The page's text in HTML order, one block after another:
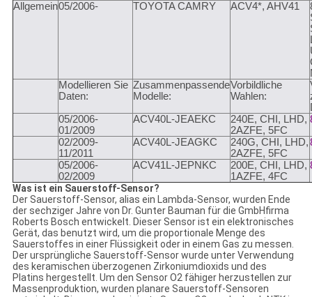
Allgemein05/2006- TOYOTA CAMRY ACV4*, AHV41
Modellieren Sie
Daten:
Zusammenpassende
Modelle:
Vorbildliche
Wahlen:
05/2006-
01/2009
ACV40L-JEAEKC
240E, CHI, LHD,
2AZFE, 5FC
02/2009-
11/2011
ACV40L-JEAGKC
240G, CHI, LHD,
2AZFE, 5FC
05/2006-
02/2009
ACV41L-JEPNKC
200E, CHI, LHD,
1AZFE, 4FC
Was ist ein Sauerstoff-Sensor?
Der Sauerstoff-Sensor, alias ein Lambda-Sensor, wurden Ende
der sechziger Jahre von Dr. Gunter Bauman für die GmbHfirma
Roberts Bosch entwickelt. Dieser Sensor ist ein elektronisches
Gerät, das benutzt wird, um die proportionale Menge des
Sauerstoffes in einer Flüssigkeit oder in einem Gas zu messen.
Der ursprüngliche Sauerstoff-Sensor wurde unter Verwendung
des keramischen überzogenen Zirkoniumdioxids und des
Platins hergestellt. Um den Sensor O2 fähiger herzustellen zur
Massenproduktion, wurden planare Sauerstoff-Sensoren